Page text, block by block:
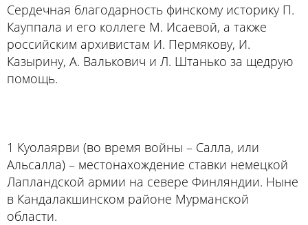
Сердечная благодарность финскому историку П.
Кауппала и его коллеге М. Исаевой, а также
российским архивистам И. Пермякову, И.
Казырину, А. Валькович и Л. Штанько за щедрую
помощь.
1 Куолаярви (во время войны – Салла, или
Альсалла) – местонахождение ставки немецкой
Лапландской армии на севере Финляндии. Ныне
в Кандалакшинском районе Мурманской
области.